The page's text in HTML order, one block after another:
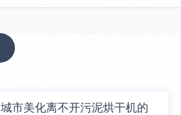
城市美化离不开污泥烘干机的